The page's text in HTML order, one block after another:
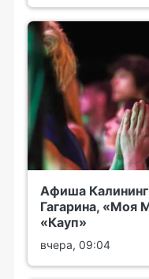
Афиша
Гагарина, «Моя
«Кауп»
вчера, 09:04